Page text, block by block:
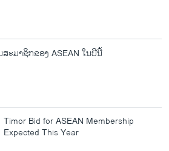
ະມາຊິກຂອງ​​ ASEAN ໃນປີນີ້
Timor Bid for ASEAN Membership
Expected This Year